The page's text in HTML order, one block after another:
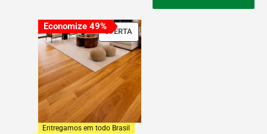
OFERTA PRODUTO
EM
PROMOÇÃO
Economize 49%
Entregamos em todo Brasil